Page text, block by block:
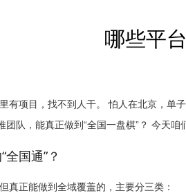
哪些平
有项目，找不到人干。 怕人在北京，单
团队，能真正做到“全国一盘棋”？ 今天
国通”？
真正能做到全域覆盖的，主要分三类：